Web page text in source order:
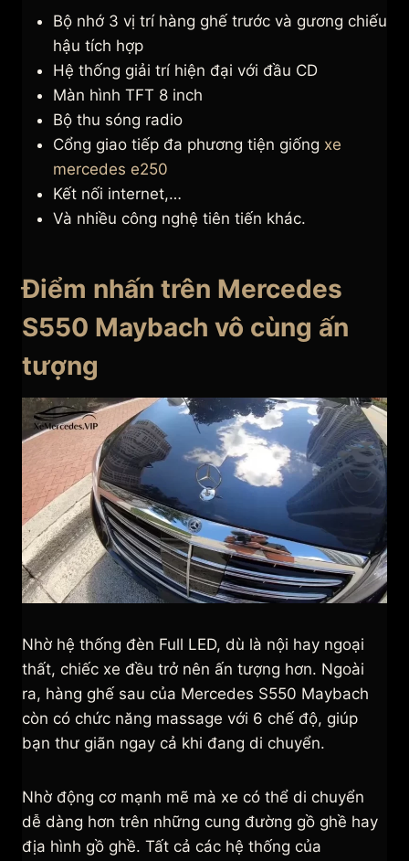
Bộ nhớ 3 vị trí hàng ghế trước và gương chiếu
hậu tích hợp
Hệ thống giải trí hiện đại với đầu CD
Màn hình TFT 8 inch
Bộ thu sóng radio
Cổng giao tiếp đa phương tiện giống xe
mercedes e250
Kết nối internet,…
Và nhiều công nghệ tiên tiến khác.
Điểm nhấn trên Mercedes
S550 Maybach vô cùng ấn
tượng
Nhờ hệ thống đèn Full LED, dù là nội hay ngoại
thất, chiếc xe đều trở nên ấn tượng hơn. Ngoài
ra, hàng ghế sau của Mercedes S550 Maybach
còn có chức năng massage với 6 chế độ, giúp
bạn thư giãn ngay cả khi đang di chuyển.
Nhờ động cơ mạnh mẽ mà xe có thể di chuyển
dễ dàng hơn trên những cung đường gồ ghề hay
địa hình gồ ghề. Tất cả các hệ thống của